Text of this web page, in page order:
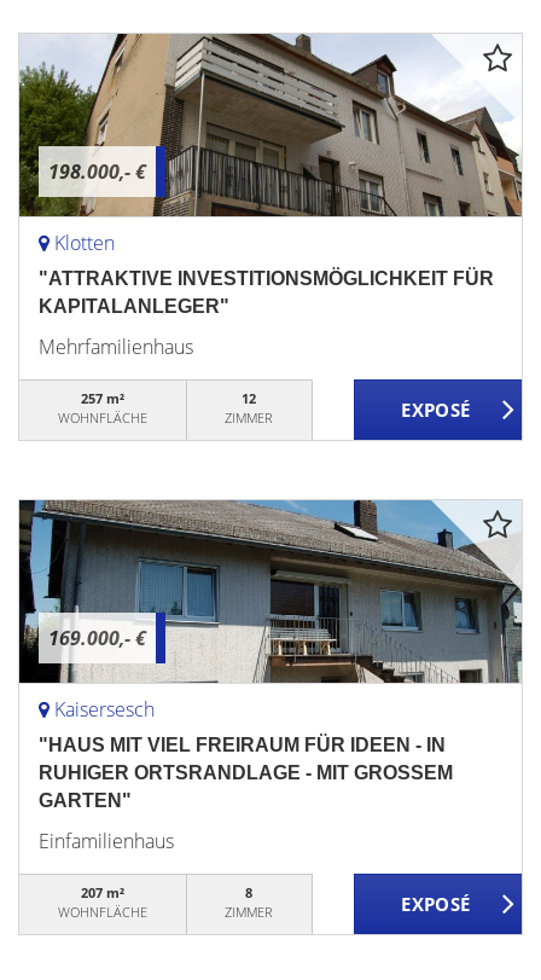
198.000,- €
Klotten
"ATTRAKTIVE INVESTITIONSMÖGLICHKEIT FÜR
KAPITALANLEGER"
Mehrfamilienhaus
257 m²
WOHNFLÄCHE
12
ZIMMER
169.000,- €
Kaisersesch
"HAUS MIT VIEL FREIRAUM FÜR IDEEN - IN
RUHIGER ORTSRANDLAGE - MIT GROSSEM
GARTEN"
Einfamilienhaus
207 m²
WOHNFLÄCHE
8
ZIMMER